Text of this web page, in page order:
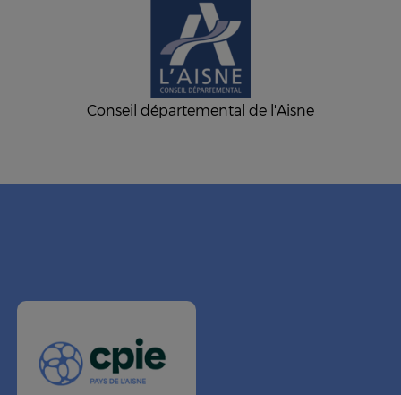
Conseil départemental de l'Aisne